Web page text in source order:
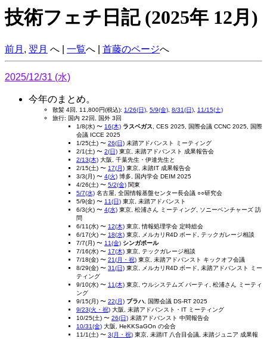
技術フェチ日記 (2025年 12月)
前月 , 翌月 へ | 一覧へ | 首藤のページへ
2025/12/31 (水)
今年のまとめ。
散髪 4回, 11,800円(税込): 1/26(日), 5/9(金), 8/31(日), 11/15(土)
旅行: 国内 22回, 国外 3回
1/8(水) 〜 16(木) ラスベガス, CES 2025, 国際会議 CCNC 2025, 国際
会議 ICCE 2025
1/25(土) 〜 26(日) 未踏アドバンスト ミーティング
2/1(土) 〜 2(日) 東京, 未踏アドバンスト 成果報告会
2/13(木) 大阪, 千葉先生・伊達先生と
2/15(土) 〜 17(月) 東京, 未踏IT 成果報告会
3/3(月) 〜 4(火) 博多, 国内学会 DEIM 2025
4/26(土) 〜 5/2(金) 関東
5/7(水) 名古屋, 全国情報基盤センター長会議 ○○研究会
5/9(金) 〜 11(日) 東京, 未踏アドバンスト
6/3(火) 〜 4(水) 東京, 松浦さん ミーティング, ソニーベンチャーズ 訪
問
6/11(水) 〜 12(木) 東京, 情報処理学会 定時総会
6/17(火) 〜 18(水) 東京, メルカリR4D ボード, テックガレージ相談
7/7(月) 〜 11(金) シンガポール
7/16(水) 〜 17(木) 東京, テックガレージ相談
7/18(金) 〜 21(月・祝) 東京, 未踏アドバンスト キックオフ会議
8/29(金) 〜 31(日) 東京, メルカリR4D ボード, 未踏アドバンスト ミー
ティング
9/10(水) 〜 11(木) 東京, ウルシステムズ パーティ, 松浦さん ミーティ
ング
9/15(月) 〜 22(月) プラハ, 国際会議 DS-RT 2025
9/23(火・祝) 大阪, 未踏アドバンスト・IT ミーティング
10/25(土) 〜 26(日) 未踏アドバンスト 中間報告会
10/31(金) 大阪, HeKKSaGOn の会合
11/1(土) 〜 3(月・祝) 東京, 未踏IT 八合目会議, 未踏ジュニア 成果報